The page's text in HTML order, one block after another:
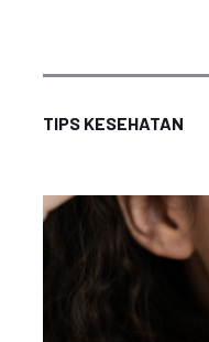
TIPS KESEHATAN